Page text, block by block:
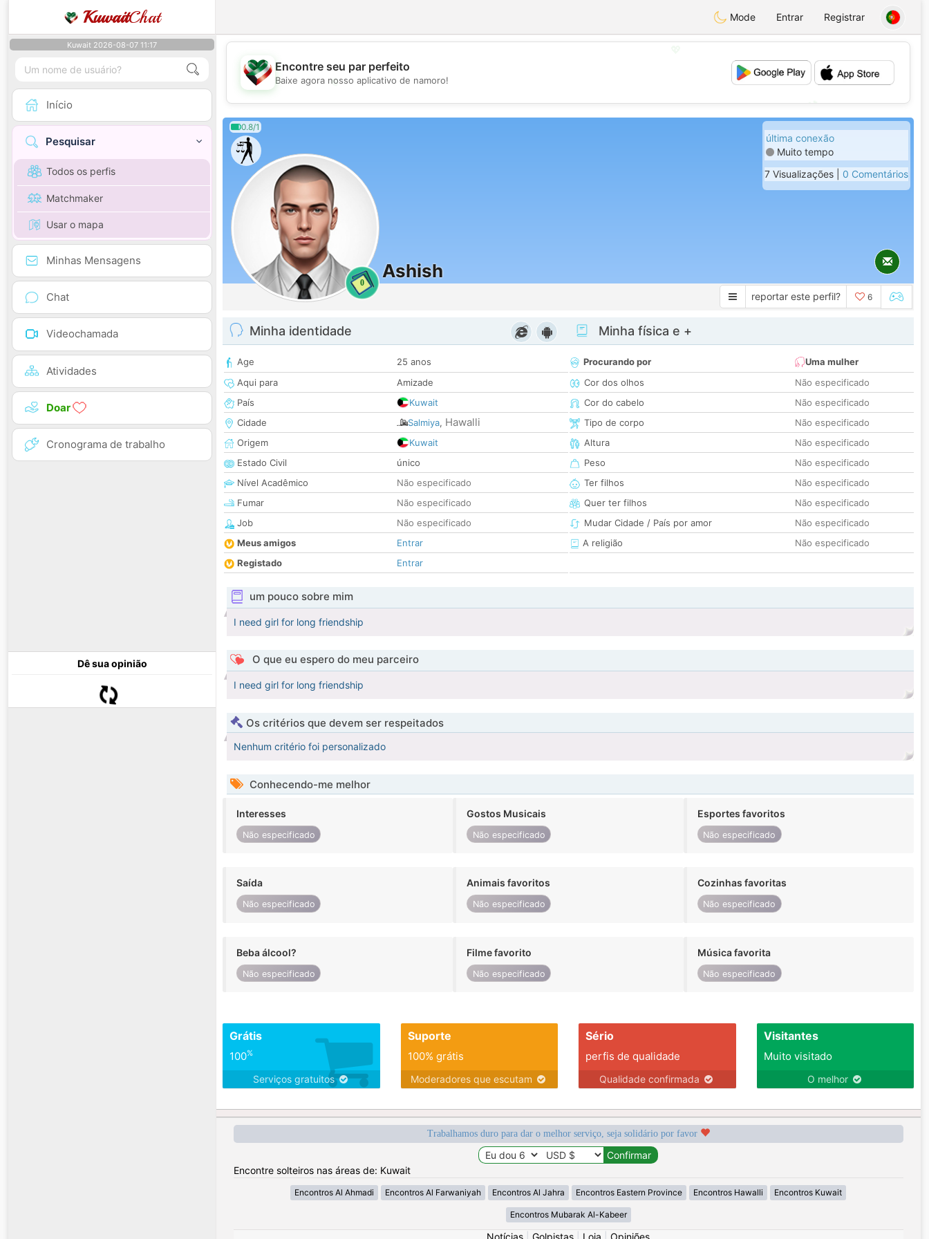
KuwaitChat Mode Entrar Registrar
Kuwait 2026-08-07 11:17
Início
Pesquisar
Todos os perfis
Matchmaker
Usar o mapa
Minhas Mensagens
Chat
Videochamada
Atividades
Doar
Cronograma de trabalho
Dê sua opinião
💖
💕
Encontre seu par perfeito
Baixe agora nosso aplicativo de namoro!
0.8/1
0
Ashish
última conexão
Muito tempo
7 Visualizações | 0 Comentários
reportar este perfil? 6
Minha identidade
Age
25 anos
Aqui para
Amizade
País
Kuwait
Cidade
Salmiya, Hawalli
Origem
Kuwait
Estado Civil
único
Nível Acadêmico
Não especificado
Fumar
Não especificado
Job
Não especificado
Meus amigos
Entrar
Registado
Entrar
Minha física e +
Procurando por
Uma mulher
Cor dos olhos
Não especificado
Cor do cabelo
Não especificado
Tipo de corpo
Não especificado
Altura
Não especificado
Peso
Não especificado
Ter filhos
Não especificado
Quer ter filhos
Não especificado
Mudar Cidade / País por amor
Não especificado
A religião
Não especificado
um pouco sobre mim
I need girl for long friendship
O que eu espero do meu parceiro
I need girl for long friendship
Os critérios que devem ser respeitados
Nenhum critério foi personalizado
Conhecendo-me melhor
Interesses
Não especificado
Gostos Musicais
Não especificado
Esportes favoritos
Não especificado
Saída
Não especificado
Animais favoritos
Não especificado
Cozinhas favoritas
Não especificado
Beba álcool?
Não especificado
Filme favorito
Não especificado
Música favorita
Não especificado
Grátis
100%
Serviços gratuitos
Suporte
100% grátis
Moderadores que escutam
Sério
perfis de qualidade
Qualidade confirmada
Visitantes
Muito visitado
O melhor
Trabalhamos duro para dar o melhor serviço, seja solidário por favor
Encontre solteiros nas áreas de: Kuwait
Encontros Al Ahmadi Encontros Al Farwaniyah Encontros Al Jahra Encontros Eastern Province Encontros Hawalli Encontros Kuwait
Encontros Mubarak Al-Kabeer
Notícias Golpistas Loja Opiniões